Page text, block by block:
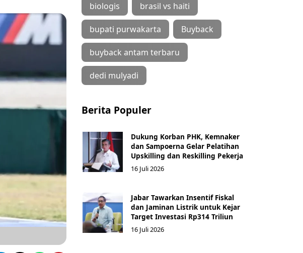
biologis brasil vs haiti
bupati purwakarta Buyback
buyback antam terbaru
dedi mulyadi
Berita Populer
Dukung Korban PHK, Kemnaker
dan Sampoerna Gelar Pelatihan
Upskilling dan Reskilling Pekerja
16 Juli 2026
Jabar Tawarkan Insentif Fiskal
dan Jaminan Listrik untuk Kejar
Target Investasi Rp314 Triliun
16 Juli 2026